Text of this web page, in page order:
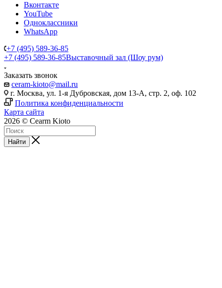
Вконтакте
YouTube
Одноклассники
WhatsApp
+7 (495) 589-36-85
+7 (495) 589-36-85Выставочный зал (Шоу рум)
Заказать звонок
ceram-kioto@mail.ru
г. Москва, ул. 1-я Дубровская, дом 13-А, стр. 2, оф. 102
Политика конфиденциальности
Карта сайта
2026 © Cearm Kioto
Найти